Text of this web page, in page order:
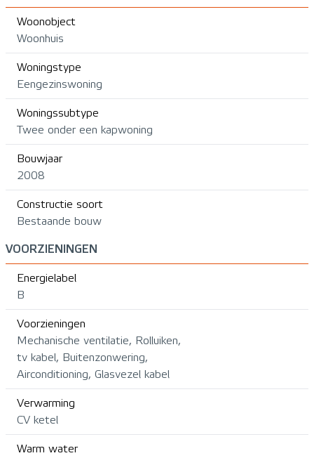
Woonobject
Woonhuis
Woningstype
Eengezinswoning
Woningssubtype
Twee onder een kapwoning
Bouwjaar
2008
Constructie soort
Bestaande bouw
VOORZIENINGEN
Energielabel
B
Voorzieningen
Mechanische ventilatie, Rolluiken,
tv kabel, Buitenzonwering,
Airconditioning, Glasvezel kabel
Verwarming
CV ketel
Warm water